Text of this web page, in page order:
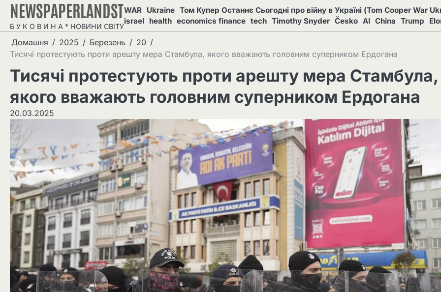
Перейти
вмісту
NEWSPAPERLANDST
Б У К О В И Н А * НОВИНИ СВІТУ
WAR Ukraine Том Купер Останнє Сьогодні про війну в Україні (Tom Cooper War
israel health economics finance tech Timothy Snyder Česko AI China Trump
Домашня 2025 Березень
20
Тисячі протестують проти арешту мера Стамбула, якого вважають головним суперником Ердогана
Тисячі протестують проти арешту мера Стамбула,
якого вважають головним суперником Ердогана
20.03.2025